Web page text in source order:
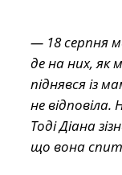
— 18 серпня
де на них, як
піднявся із
не
Тоді Діана
що вона